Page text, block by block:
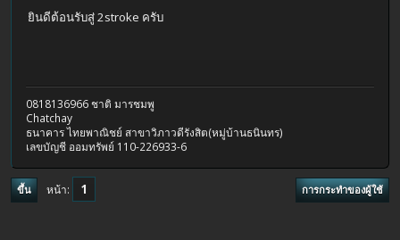
ยินดีต้อนรับสู่ 2stroke ครับ
0818136966 ชาติ มารชมพู
Chatchay
ธนาคาร ไทยพาณิชย์ สาขาวิภาวดีรังสิต(หมู่บ้านธนินทร)
เลขบัญชี ออมทรัพย์ 110-226933-6
ขึ้น หน้า 1 การกระทำของผู้ใช้